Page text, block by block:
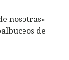
nosotras»:
de